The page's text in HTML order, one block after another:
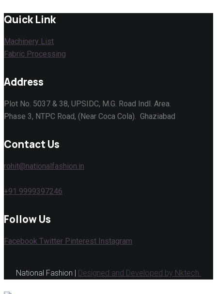
Quick Link
Machinery List
Fabric Processing
Address
Plot No. 5037 & 38, UPSIDC, M.G. Road Indl. Area.
Phase 3, NTPC Road, (Near Coca Cola). Ghaziabad
Contact Us
rohit@nationalfashion.in
+91 9999397246
Follow Us
Facebook Twitter Pinterest Instagram
National Fashion | Designed and Developed by Nktech